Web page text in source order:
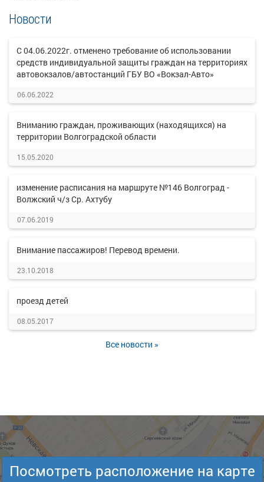
Новости
С 04.06.2022г. отменено требование об использовании
средств индивидуальной защиты граждан на территориях
автовокзалов/автостанций ГБУ ВО «Вокзал-Авто»
06.06.2022
Вниманию граждан, проживающих (находящихся) на
территории Волгоградской области
15.05.2020
изменение расписания на маршруте №146 Волгоград -
Волжский ч/з Ср. Ахтубу
07.06.2019
Внимание пассажиров! Перевод времени.
23.10.2018
проезд детей
08.05.2017
Все новости »
Посмотреть расположение на карте